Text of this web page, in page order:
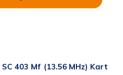
SC 403 Mf (13.56 MHz) Kart